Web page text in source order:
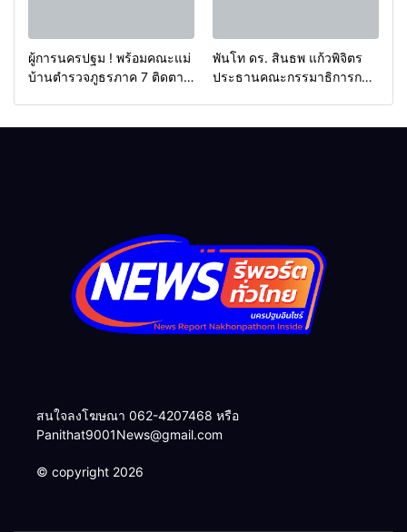
ผู้การนครปฐม ! พร้อมคณะแม่
บ้านตำรวจภูธรภาค 7 ติดตาม
พันโท ดร. สินธพ แก้วพิจิตร
ประธานคณะกรรมาธิการการ
สนใจลงโฆษณา 062-4207468 หรือ
Panithat9001News@gmail.com
© copyright 2026